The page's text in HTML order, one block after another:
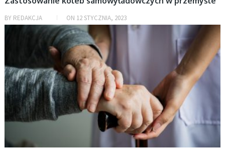
BY REDAKCJA ON 12 STYCZNIA, 2023
AKTUALNOŚCI, NAUKA